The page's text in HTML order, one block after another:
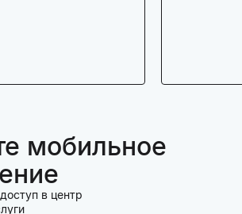
мобильное
в центр